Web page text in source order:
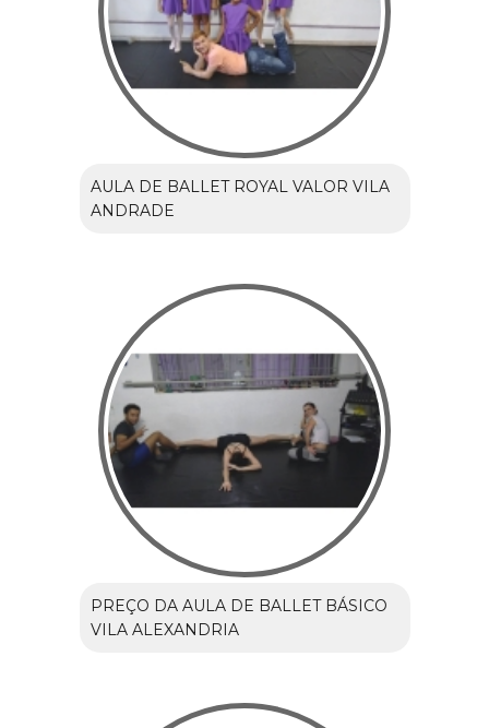
AULA DE BALLET ROYAL VALOR VILA
ANDRADE
PREÇO DA AULA DE BALLET BÁSICO
VILA ALEXANDRIA